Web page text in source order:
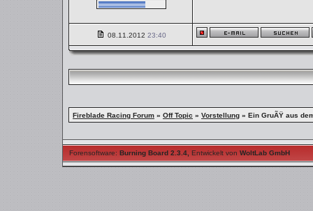
08.11.2012 23:40
Fireblade Racing Forum » Off Topic » Vorstellung » Ein GruÃŸ aus
Forensoftware: Burning Board 2.3.4 Entwickelt von WoltLab GmbH